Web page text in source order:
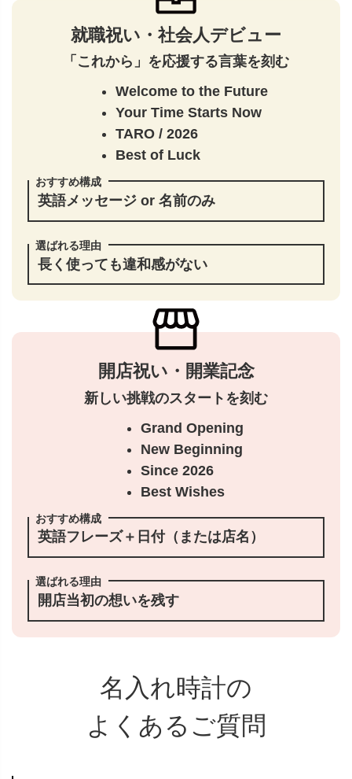
就職祝い・社会人デビュー
「これから」を応援する言葉を刻む
Welcome to the Future
Your Time Starts Now
TARO / 2026
Best of Luck
おすすめ構成
英語メッセージ or 名前のみ
選ばれる理由
長く使っても違和感がない
開店祝い・開業記念
新しい挑戦のスタートを刻む
Grand Opening
New Beginning
Since 2026
Best Wishes
おすすめ構成
英語フレーズ＋日付（または店名）
選ばれる理由
開店当初の想いを残す
名入れ時計の
よくあるご質問